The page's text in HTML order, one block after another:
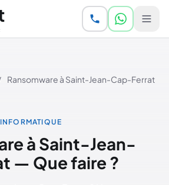
Ransomware à Saint-Jean-Cap-Ferrat
à Saint-Jean-
— Que faire ?